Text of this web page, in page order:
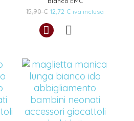
15,90€ Il
originale
era:
12,72€Il
attuale
è:
iva inclusa